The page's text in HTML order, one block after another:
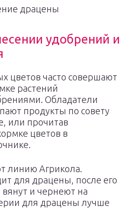
драцены
удобрений и
цветов часто совершают
растений
Обладатели
продукты по совету
или прочитав
цветов в
линию Агрикола.
для драцены, после его
и чернеют на
для драцены лучше